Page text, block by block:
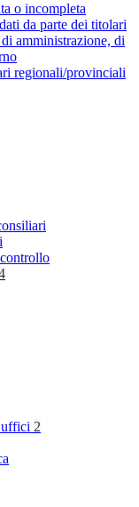
o incompleta
da parte dei titolari
amministrazione, di
regionali/provinciali
2